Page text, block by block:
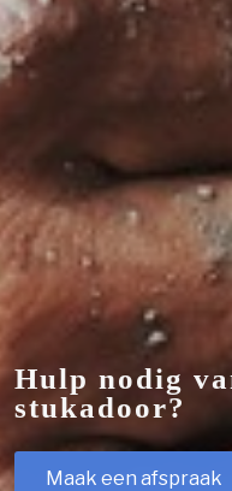
Hulp nodig
stukadoor?
Maak een afspraak